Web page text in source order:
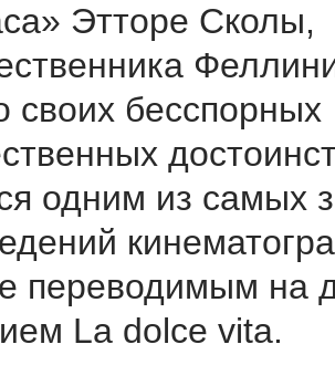
Этторе Сколы,
своих бесспорных
одним из самых
переводимым на
La dolce vita.